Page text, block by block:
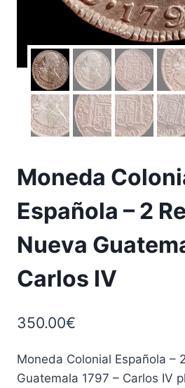
Moneda
Española – 2
Nueva
Carlos IV
350.00€
Moneda Colonial Española –
Guatemala 1797 – Carlos IV